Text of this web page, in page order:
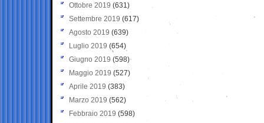
Ottobre 2019 (631)
Settembre 2019 (617)
Agosto 2019 (639)
Luglio 2019 (654)
Giugno 2019 (598)
Maggio 2019 (527)
Aprile 2019 (383)
Marzo 2019 (562)
Febbraio 2019 (598)